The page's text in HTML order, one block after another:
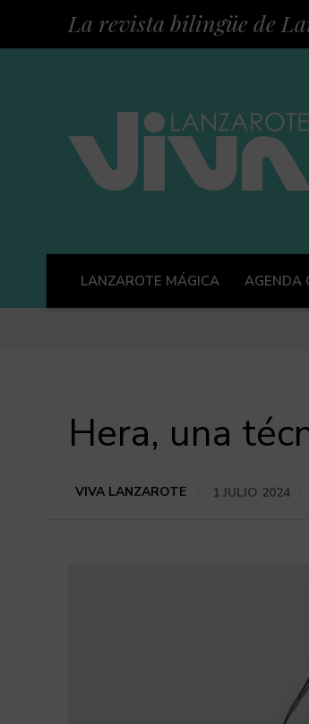
La revista bilingüe de
LANZAROTE MÁGICA AGENDA
Hera, una
VIVA LANZAROTE 1 JULIO 2024